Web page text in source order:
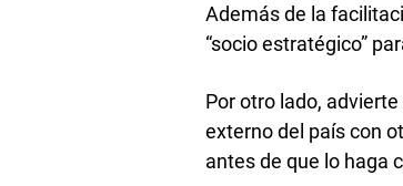
Además de la
“socio estratégico”
Por otro lado,
externo del país con
antes de que lo haga